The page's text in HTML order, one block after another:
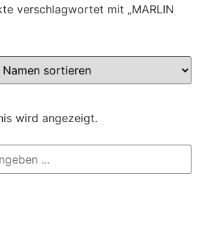
verschlagwortet mit „MARLIN
wird angezeigt.